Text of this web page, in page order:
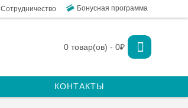
Сотрудничество Бонусная программа
0 товар(ов) - 0₽
КОНТАКТЫ